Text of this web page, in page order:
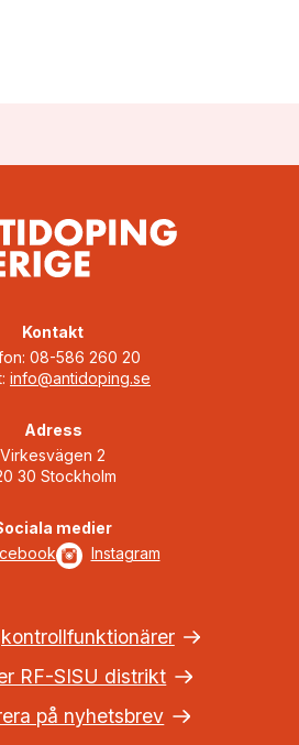
Kontakt
08-586 260 20
info@antidoping.se
Adress
Virkesvägen 2
30 Stockholm
medier
Instagram
RF-SISU distrikt
på nyhetsbrev